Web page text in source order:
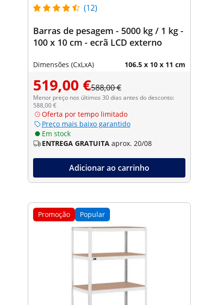
(12)
Barras de pesagem - 5000 kg / 1 kg -
100 x 10 cm - ecrã LCD externo
Dimensões (CxLxA) 106.5 x 10 x 11 cm
519,00 €588,00 €
Menor preço nos últimos 30 dias antes do desconto:
588,00 €
Oferta por tempo limitado
Preço mais baixo garantido
Em stock
ENTREGA GRATUITA aprox. 20/08
Adicionar ao carrinho
Promoção Popular